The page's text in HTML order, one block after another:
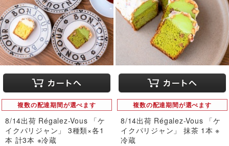
複数の配達期間が選べます
8/14出荷 Régalez-Vous 「ケ
イクパリジャン」 3種類×各1
本 計3本 ※冷蔵
複数の配達期間が選べます
8/14出荷 Régalez-Vous 「ケ
イクパリジャン」 抹茶 1本 ※
冷蔵